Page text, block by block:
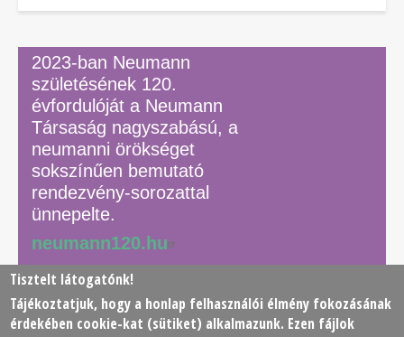
2023-ban Neumann
születésének 120.
évfordulóját a Neumann
Társaság nagyszabású, a
neumanni örökséget
sokszínűen bemutató
rendezvény-sorozattal
ünnepelte.
neumann120.hu
© 2026 Neumann János Számítógéptudományi Társaság
Tisztelt látogatónk!
Tájékoztatjuk, hogy a honlap felhasználói élmény fokozásának
érdekében cookie-kat (sütiket) alkalmazunk. Ezen fájlok